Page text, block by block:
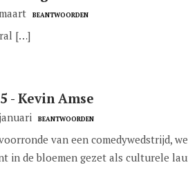
BEANTWOORDEN
[…]
- Kevin Amse
BEANTWOORDEN
van een comedywedstrijd,
in de bloemen gezet als culturele